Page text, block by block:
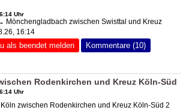
Uhr
Mönchengladbach zwischen Swisttal und Kreuz
16:14
als beendet melden Kommentare (10)
Rodenkirchen und Kreuz Köln-Süd
Uhr
zwischen Rodenkirchen und Kreuz Köln-Süd 2